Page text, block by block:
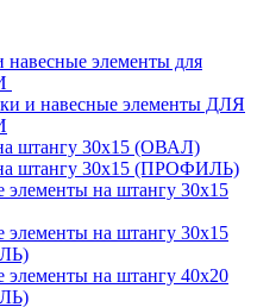
элементы для
и навесные элементы ДЛЯ
штангу 30х15 (ОВАЛ)
штангу 30х15 (ПРОФИЛЬ)
элементы на штангу 30х15
элементы на штангу 30х15
элементы на штангу 40х20